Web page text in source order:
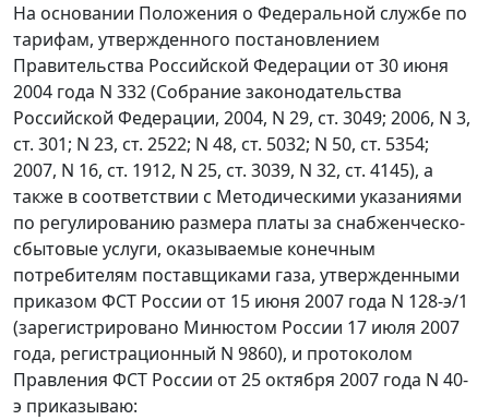
На основании Положения о Федеральной службе по
тарифам, утвержденного постановлением
Правительства Российской Федерации от 30 июня
2004 года N 332 (Собрание законодательства
Российской Федерации, 2004, N 29, ст. 3049; 2006, N 3,
ст. 301; N 23, ст. 2522; N 48, ст. 5032; N 50, ст. 5354;
2007, N 16, ст. 1912, N 25, ст. 3039, N 32, ст. 4145), а
также в соответствии с Методическими указаниями
по регулированию размера платы за снабженческо-
сбытовые услуги, оказываемые конечным
потребителям поставщиками газа, утвержденными
приказом ФСТ России от 15 июня 2007 года N 128-э/1
(зарегистрировано Минюстом России 17 июля 2007
года, регистрационный N 9860), и протоколом
Правления ФСТ России от 25 октября 2007 года N 40-
э приказываю: